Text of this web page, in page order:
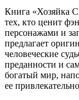
Книга «Хозяйка
тех, кто ценит
персонажами и
предлагает
человеческие
преданности и
богатый мир,
ее